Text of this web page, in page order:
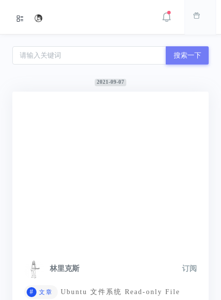
搜索一下
2021-09-07
林里克斯 订阅
# 文章
Ubuntu 文件系统 Read-only File